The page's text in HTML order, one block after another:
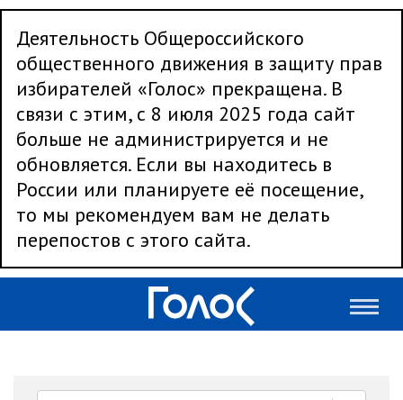
Деятельность Общероссийского
общественного движения в защиту прав
избирателей «Голос» прекращена. В
связи с этим, с 8 июля 2025 года сайт
больше не администрируется и не
обновляется. Если вы находитесь в
России или планируете её посещение,
то мы рекомендуем вам не делать
перепостов с этого сайта.